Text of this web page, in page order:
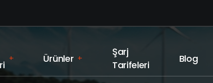
+ Ürünler +
Şarj
Tarifeleri
Blog